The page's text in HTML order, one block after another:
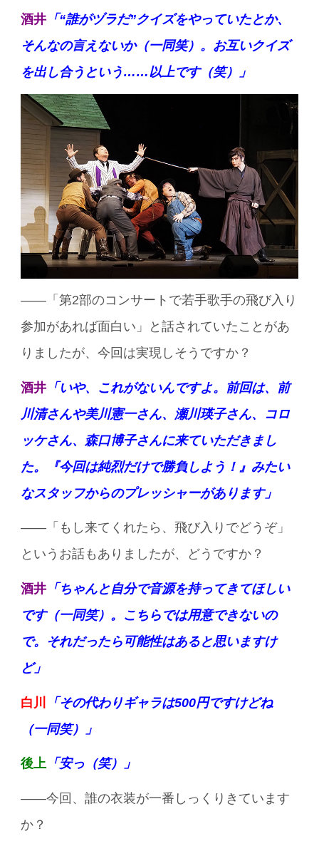
酒井 「“誰がヅラだ”クイズをやっていたとか、
そんなの言えないか（一同笑）。お互いクイズ
を出し合うという……以上です（笑）」
——「第2部のコンサートで若手歌手の飛び入り
参加があれば面白い」と話されていたことがあ
りましたが、今回は実現しそうですか？
酒井 「いや、これがないんですよ。前回は、前
川清さんや美川憲一さん、瀬川瑛子さん、コロ
ッケさん、森口博子さんに来ていただきまし
た。『今回は純烈だけで勝負しよう！』みたい
なスタッフからのプレッシャーがあります」
——「もし来てくれたら、飛び入りでどうぞ」
というお話もありましたが、どうですか？
酒井 「ちゃんと自分で音源を持ってきてほしい
です（一同笑）。こちらでは用意できないの
で。それだったら可能性はあると思いますけ
ど」
白川
「その代わりギャラは500円ですけどね
（一同笑）」
後上 「安っ（笑）」
——今回、誰の衣装が一番しっくりきています
か？